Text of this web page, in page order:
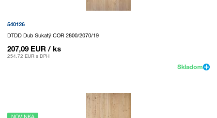
540126
DTDD Dub Sukatý COR 2800/2070/19
207,09 EUR / ks
254,72 EUR s DPH
Skladom
NOVINKA